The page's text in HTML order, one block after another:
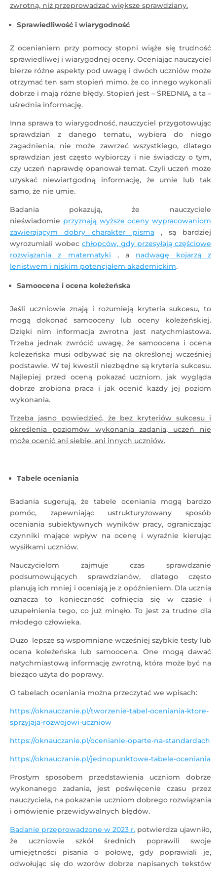
zwrotną, niż przeprowadzać większe sprawdziany.
Sprawiedliwość i wiarygodność
Z ocenianiem przy pomocy stopni wiąże się trudność
sprawiedliwej i wiarygodnej oceny. Oceniając nauczyciel
bierze różne aspekty pod uwagę i dwóch uczniów może
otrzymać ten sam stopień mimo, że co innego wykonali
dobrze i mają różne błędy. Stopień jest – ŚREDNIĄ, a ta –
uśrednia informację.
Inna sprawa to wiarygodność, nauczyciel przygotowując
sprawdzian z danego tematu, wybiera do niego
zagadnienia, nie może zawrzeć wszystkiego, dlatego
sprawdzian jest często wybiorczy i nie świadczy o tym,
czy uczeń naprawdę opanował temat. Czyli uczeń może
uzyskać niewiartgodną informację, że umie lub tak
samo, że nie umie.
Badania pokazują, że nauczyciele
nieświadomie przyznają wyższe oceny wypracowaniom
zawierającym dobry charakter pisma, są bardziej
wyrozumiali wobec chłopców, gdy przesyłają częściowe
rozwiązania z matematyki , a nadwagę kojarzą z
lenistwem i niskim potencjałem akademickim.
Samoocena i ocena koleżeńska
Jeśli uczniowie znają i rozumieją kryteria sukcesu, to
mogą dokonać samooceny lub oceny koleżeńskiej.
Dzięki nim informacja zwrotna jest natychmiastowa.
Trzeba jednak zwrócić uwagę, że samoocena i ocena
koleżeńska musi odbywać się na określonej wcześniej
podstawie. W tej kwestii niezbędne są kryteria sukcesu.
Najlepiej przed oceną pokazać uczniom, jak wygląda
dobrze zrobiona praca i jak ocenić każdy jej poziom
wykonania.
Trzeba jasno powiedzieć, że bez kryteriów sukcesu i
określenia poziomów wykonania zadania, uczeń nie
może ocenić ani siebie, ani innych uczniów.
Tabele oceniania
Badania sugerują, że tabele oceniania mogą bardzo
pomóc, zapewniając ustrukturyzowany sposób
oceniania subiektywnych wyników pracy, ograniczając
czynniki mające wpływ na ocenę i wyraźnie kierując
wysiłkami uczniów.
Nauczycielom zajmuje czas sprawdzanie
podsumowujących sprawdzianów, dlatego często
planują ich mniej i oceniają je z opóźnieniem. Dla ucznia
oznacza to konieczność cofnięcia się w czasie i
uzupełnienia tego, co już minęło. To jest za trudne dla
młodego człowieka.
Dużo lepsze są wspomniane wcześniej szybkie testy lub
ocena koleżeńska lub samoocena. One mogą dawać
natychmiastową informację zwrotną, która może być na
bieżąco użyta do poprawy.
O tabelach oceniania można przeczytać we wpisach:
https://oknauczanie.pl/tworzenie-tabel-oceniania-ktore-
sprzyjaja-rozwojowi-uczniow
https://oknauczanie.pl/ocenianie-oparte-na-standardach
https://oknauczanie.pl/jednopunktowe-tabele-oceniania
Prostym sposobem przedstawienia uczniom dobrze
wykonanego zadania, jest poświęcenie czasu przez
nauczyciela, na pokazanie uczniom dobrego rozwiązania
i omówienie przewidywalnych błędów.
Badanie przeprowadzone w 2023 r. potwierdza ujawniło,
że uczniowie szkół średnich poprawili swoje
umiejętności pisania o połowę, gdy poprawiali je,
odwołując się do wzorów dobrze napisanych tekstów